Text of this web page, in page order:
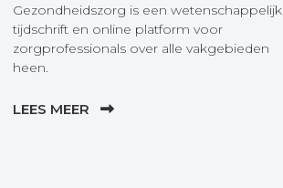
Gezondheidszorg is een wetenschappelijk
tijdschrift en online platform voor
zorgprofessionals over alle vakgebieden
heen.
LEES MEER